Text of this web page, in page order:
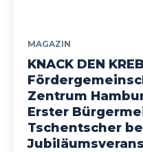
MAGAZIN
KNACK DEN
Zentrum
Erster
Tschentscher